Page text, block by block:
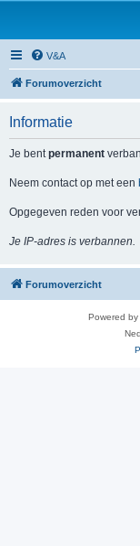
V&A
Forumoverzicht
Informatie
Je bentpermanent
Neem contact op met een
Opgegeven reden voor
Je IP-adres is verbannen.
Forumoverzicht
Powered by